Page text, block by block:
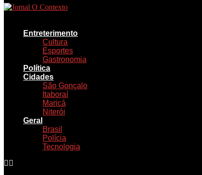
Ir
conteúdoEntreterimento
Cultura
Esportes
Gastronomia
Política
Cidades
São Gonçalo
Itaboraí
Maricá
Niterói
Geral
Brasil
Polícia
Tecnologia